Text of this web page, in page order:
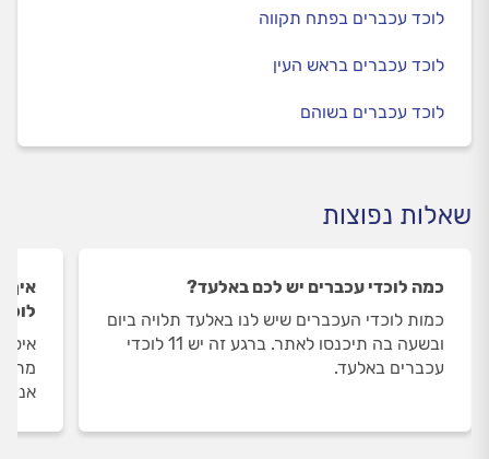
לוכד עכברים בפתח תקווה
לוכד עכברים בראש העין
לוכד עכברים בשוהם
שאלות נפוצות
כמה לוכדי עכברים יש לכם באלעד?
כמות לוכדי העכברים שיש לנו באלעד תלויה ביום
ובשעה בה תיכנסו לאתר. ברגע זה יש 11 לוכדי
עכברים באלעד.
איך
אנו